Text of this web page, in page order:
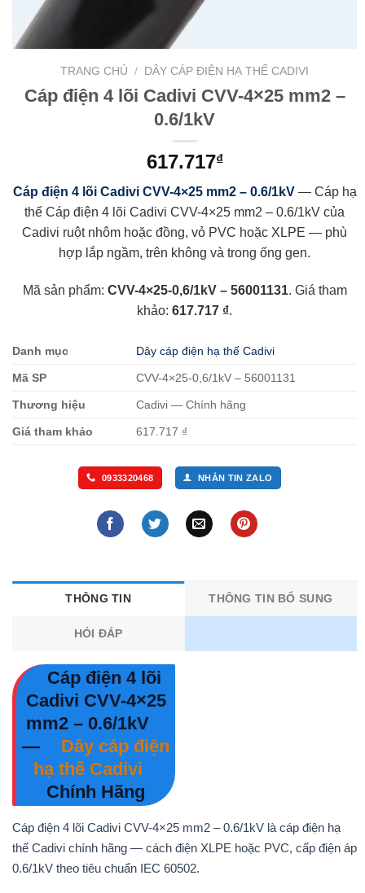
TRANG CHỦ / DÂY CÁP ĐIỆN HẠ THẾ CADIVI
Cáp điện 4 lõi Cadivi CVV-4×25 mm2 –
0.6/1kV
617.717₫
Cáp điện 4 lõi Cadivi CVV-4×25 mm2 – 0.6/1kV— Cáp hạ
thế Cáp điện 4 lõi Cadivi CVV-4×25 mm2 – 0.6/1kV của
Cadivi ruột nhôm hoặc đồng, vỏ PVC hoặc XLPE — phù
hợp lắp ngầm, trên không và trong ống gen.
Mã sản phẩm: CVV-4×25-0,6/1kV – 56001131. Giá tham
khảo: 617.717 ₫.
Danh mục Dây cáp điện hạ thế Cadivi
Mã SP CVV-4×25-0,6/1kV – 56001131
Thương hiệu Cadivi — Chính hãng
Giá tham khảo 617.717 ₫
0933320468 NHẮN TIN ZALO
THÔNG TIN THÔNG TIN BỔ SUNG
HỎI ĐÁP
Cáp điện 4 lõi
Cadivi CVV-4×25
mm2 – 0.6/1kV
—
Dây cáp điện
hạ thế Cadivi
Chính Hãng
Cáp điện 4 lõi Cadivi CVV-4×25 mm2 – 0.6/1kV là cáp điện hạ
thế Cadivi chính hãng — cách điện XLPE hoặc PVC, cấp điện áp
0.6/1kV theo tiêu chuẩn IEC 60502.